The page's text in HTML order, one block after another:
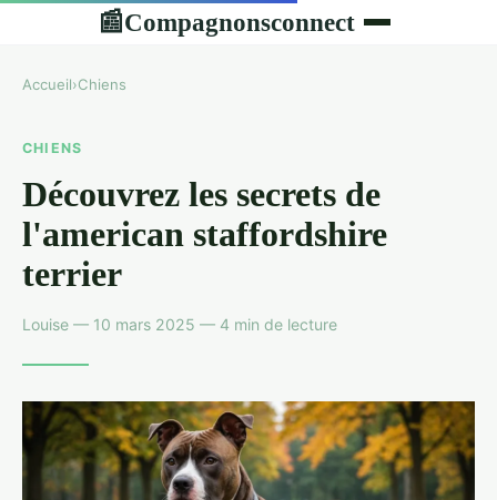
📰Compagnonsconnect
Accueil›Chiens
CHIENS
Découvrez les secrets de
l'american staffordshire
terrier
Louise — 10 mars 2025 — 4 min de lecture